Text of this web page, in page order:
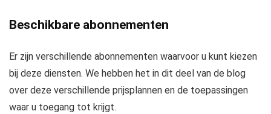
Beschikbare abonnementen
Er zijn verschillende abonnementen waarvoor u kunt kiezen
bij deze diensten. We hebben het in dit deel van de blog
over deze verschillende prijsplannen en de toepassingen
waar u toegang tot krijgt.